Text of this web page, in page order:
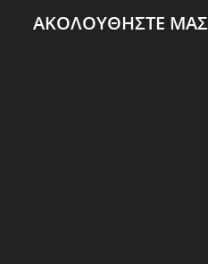
ΑΚΟΛΟΥΘΗΣΤΕ ΜΑΣ